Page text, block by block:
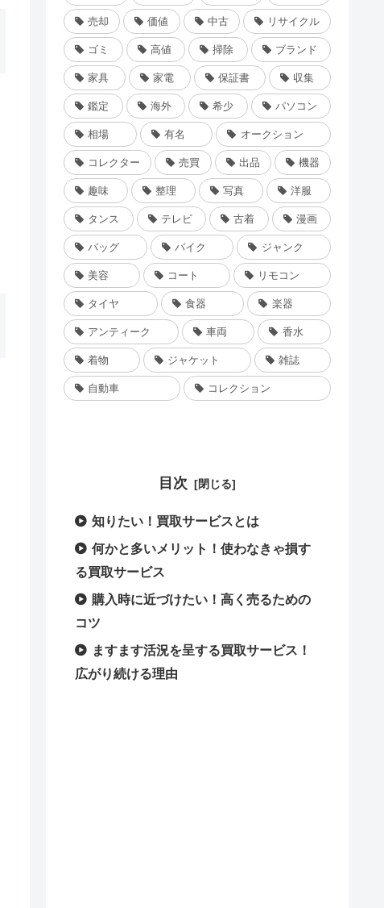
売却 価値 中古 リサイクル
ゴミ 高値 掃除 ブランド
家具 家電 保証書 収集
鑑定 海外 希少 パソコン
相場 有名 オークション
コレクター 売買 出品 機器
趣味 整理 写真 洋服
タンス テレビ 古着 漫画
バッグ バイク ジャンク
美容 コート リモコン
タイヤ 食器 楽器
アンティーク 車両 香水
着物 ジャケット 雑誌
自動車 コレクション
目次
知りたい！買取サービスとは
何かと多いメリット！使わなきゃ損す
る買取サービス
購入時に近づけたい！高く売るための
コツ
ますます活況を呈する買取サービス！
広がり続ける理由